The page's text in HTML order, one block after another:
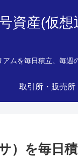
資産(仮
ムを毎日積立、毎週
取引所・販売所
）を毎日